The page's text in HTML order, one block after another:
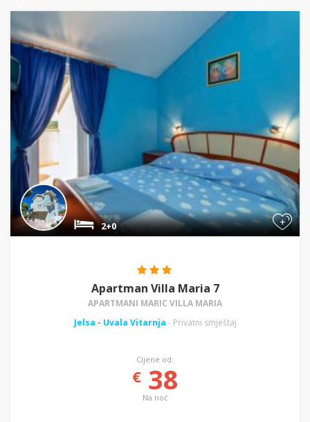
+
2+0
Apartman Villa Maria 7
APARTMANI MARIC VILLA MARIA
Jelsa - Uvala Vitarnja - Privatni smještaj
Cijene od:
€38
Na noć